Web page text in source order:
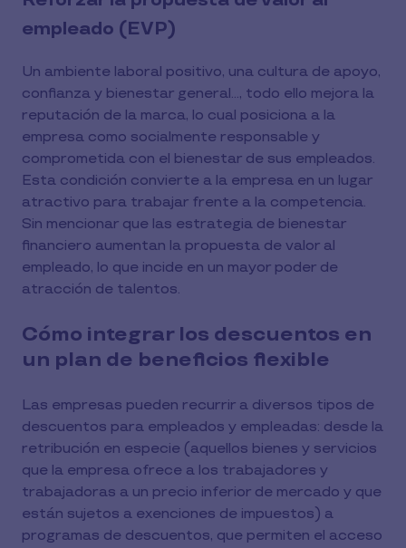
empleado (EVP)
Un ambiente laboral positivo, una cultura de apoyo,
confianza y bienestar general…, todo ello mejora la
reputación de la marca, lo cual posiciona a la
empresa como socialmente responsable y
comprometida con el bienestar de sus empleados.
Esta condición convierte a la empresa en un lugar
atractivo para trabajar frente a la competencia.
Sin mencionar que las estrategia de bienestar
financiero aumentan la propuesta de valor al
empleado, lo que incide en un mayor poder de
atracción de talentos.
Cómo integrar los descuentos en
un plan de beneficios flexible
Las empresas pueden recurrir a diversos tipos de
descuentos para empleados y empleadas: desde la
retribución en especie (aquellos bienes y servicios
que la empresa ofrece a los trabajadores y
trabajadoras a un precio inferior de mercado y que
están sujetos a exenciones de impuestos) a
programas de descuentos, que permiten el acceso